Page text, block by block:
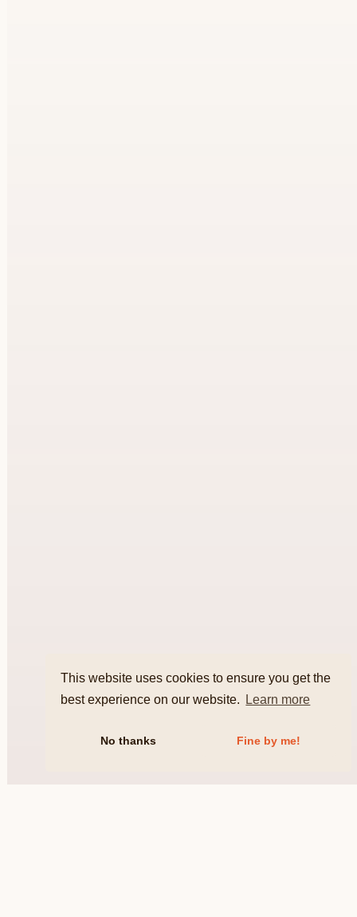
This website uses cookies to ensure you get the
best experience on our website.
Learn more
No thanks Fine by me!